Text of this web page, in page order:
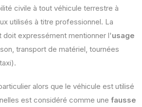
civile à tout véhicule terrestre à
utilisés à titre professionnel. La
expressément mentionner l'usage
transport de matériel, tournées
alors que le véhicule est utilisé
est considéré comme une fausse